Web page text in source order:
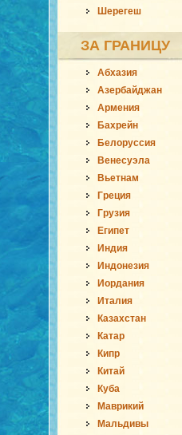
Шерегеш
ЗА ГРАНИЦУ
Абхазия
Азербайджан
Армения
Бахрейн
Белоруссия
Венесуэла
Вьетнам
Греция
Грузия
Египет
Индия
Индонезия
Иордания
Италия
Казахстан
Катар
Кипр
Китай
Куба
Маврикий
Мальдивы